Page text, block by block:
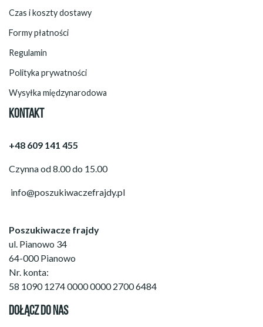
Czas i koszty dostawy
Formy płatności
Regulamin
Polityka prywatności
Wysyłka międzynarodowa
KONTAKT
+48 609 141 455
Czynna od 8.00 do 15.00
info@poszukiwaczefrajdy.pl
Poszukiwacze frajdy
ul. Pianowo 34
64-000 Pianowo
Nr. konta:
58 1090 1274 0000 0000 2700 6484
DOŁĄCZ DO NAS